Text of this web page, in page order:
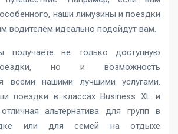
наши лимузины и поездки
водителем идеально подойдут вам.
получаете не только доступную
но и возможность
всеми нашими лучшими услугами.
поездки в классах Business XL и
альтернатива для групп в
или для семей на отдыхе